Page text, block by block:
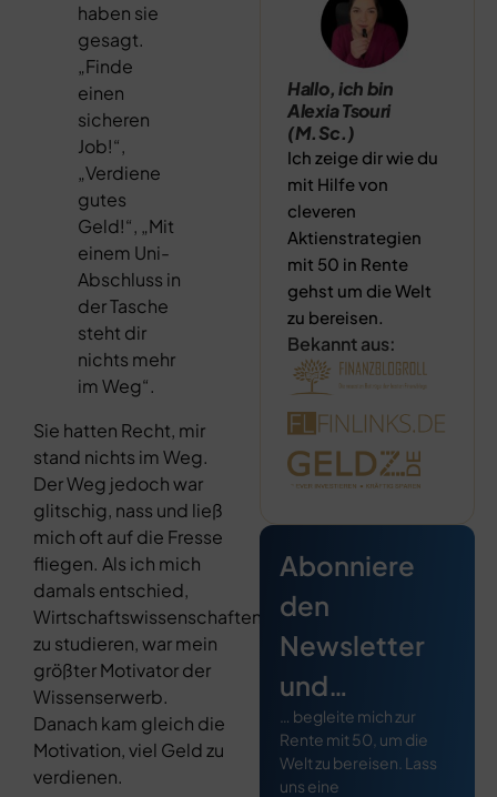
haben sie
gesagt.
„Finde
einen
sicheren
Job!“,
„Verdiene
gutes
Geld!“, „Mit
einem Uni-
Abschluss in
der Tasche
steht dir
nichts mehr
im Weg“.
Sie hatten Recht, mir
stand nichts im Weg.
Der Weg jedoch war
glitschig, nass und ließ
mich oft auf die Fresse
fliegen. Als ich mich
damals entschied,
Wirtschaftswissenschaften
zu studieren, war mein
größter Motivator der
Wissenserwerb.
Danach kam gleich die
Motivation, viel Geld zu
verdienen.
Hallo, ich bin
Alexia Tsouri
(M.Sc.)
Ich zeige dir wie du
mit Hilfe von
cleveren
Aktienstrategien
mit 50 in Rente
gehst um die Welt
zu bereisen.
Bekannt aus:
Abonniere
den
Newsletter
und…
… begleite mich zur
Rente mit 50, um die
Welt zu bereisen. Lass
uns eine